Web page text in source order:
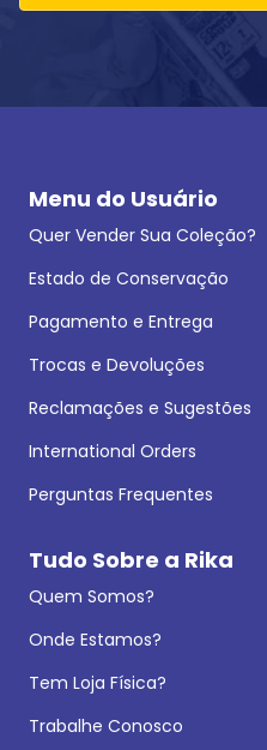
Menu do Usuário
Quer Vender Sua Coleção?
Estado de Conservação
Pagamento e Entrega
Trocas e Devoluções
Reclamações e Sugestões
International Orders
Perguntas Frequentes
Tudo Sobre a Rika
Quem Somos?
Onde Estamos?
Tem Loja Física?
Trabalhe Conosco